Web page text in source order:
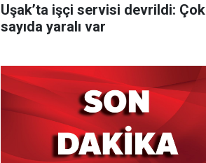
Uşak’ta işçi servisi devrildi: Çok
sayıda yaralı var